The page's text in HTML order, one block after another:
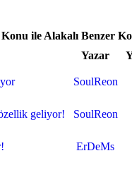
Konu ile Alakalı Benzer
Yazar
SoulReon
geliyor! SoulReon
ErDeMs